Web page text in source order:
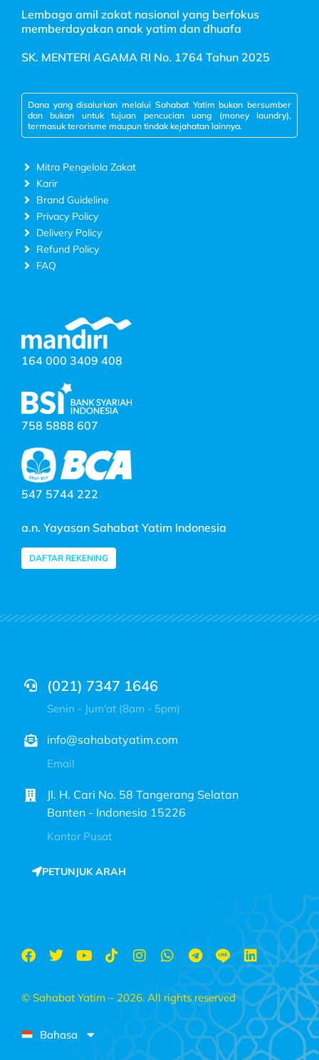
Lembaga amil zakat nasional yang berfokus
memberdayakan anak yatim dan dhuafa
SK. MENTERI AGAMA RI No. 1764 Tahun 2025
Dana yang disalurkan melalui Sahabat Yatim bukan bersumber
dan bukan untuk tujuan pencucian uang (money laundry),
termasuk terorisme maupun tindak kejahatan lainnya.
Mitra Pengelola Zakat
Karir
Brand Guideline
Privacy Policy
Delivery Policy
Refund Policy
FAQ
164 000 3409 408
758 5888 607
547 5744 222
a.n. Yayasan Sahabat Yatim Indonesia
DAFTAR REKENING
(021) 7347 1646
Senin - Jum'at (8am - 5pm)
info@sahabatyatim.com
Email
Jl. H. Cari No. 58 Tangerang Selatan
Banten - Indonesia 15226
Kantor Pusat
PETUNJUK ARAH
© Sahabat Yatim – 2026. All rights reserved
Bahasa